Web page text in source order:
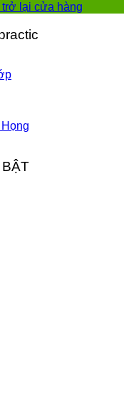
trở lại cửa hàng